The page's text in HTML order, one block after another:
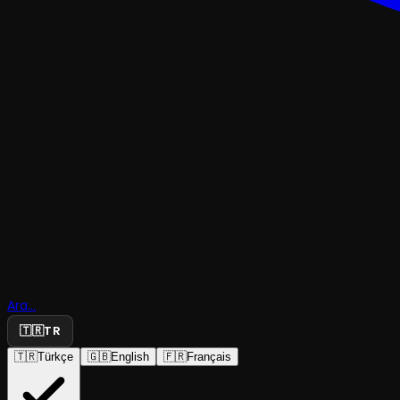
Ara...
🇹🇷TR
🇹🇷Türkçe 🇬🇧English 🇫🇷Français
Altın